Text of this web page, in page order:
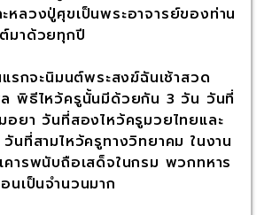
หลวงปู่ศุขเป็นพระอาจารย์ของท่าน
มาด้วยทุกปี
กจะนิมนต์พระสงฆ์ฉันเช้าสวด
ล พิธีไหว้ครูนั้นมีด้วยกัน 3 วัน วันที่
อยา วันที่สองไหว้ครูมวยไทยและ
นที่สามไหว้ครูทางวิทยาคม ในงาน
คารพนับถือเสด็จในกรม พวกทหาร
นเป็นจำนวนมาก